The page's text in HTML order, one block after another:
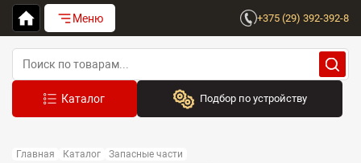
Меню +375 (29) 392-392-8
Подбор по устройству
Выберите бренд
Главная Каталог
Запасные части